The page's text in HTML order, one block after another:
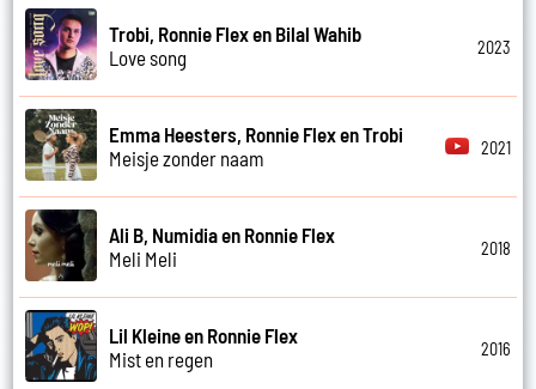
Trobi, Ronnie Flex en Bilal Wahib
Love song
2023
Emma Heesters, Ronnie Flex en Trobi
Meisje zonder naam
2021
Ali B, Numidia en Ronnie Flex
Meli Meli
2018
Lil Kleine en Ronnie Flex
Mist en regen
2016